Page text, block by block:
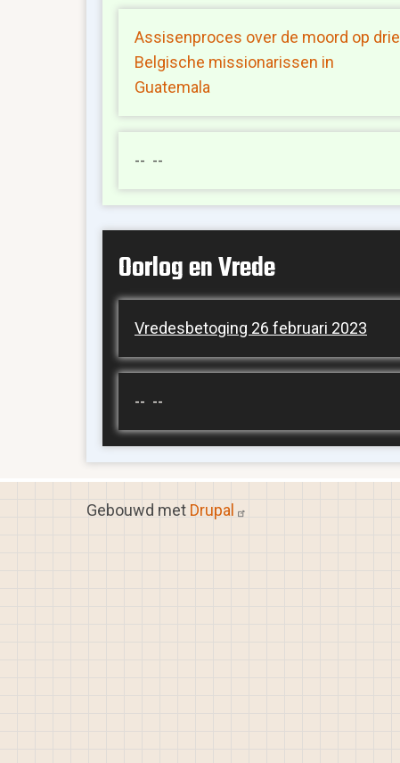
Assisenproces over de moord op drie
Belgische missionarissen in
Guatemala
-- --
Oorlog en Vrede
Vredesbetoging 26 februari 2023
-- --
Gebouwd met Drupal